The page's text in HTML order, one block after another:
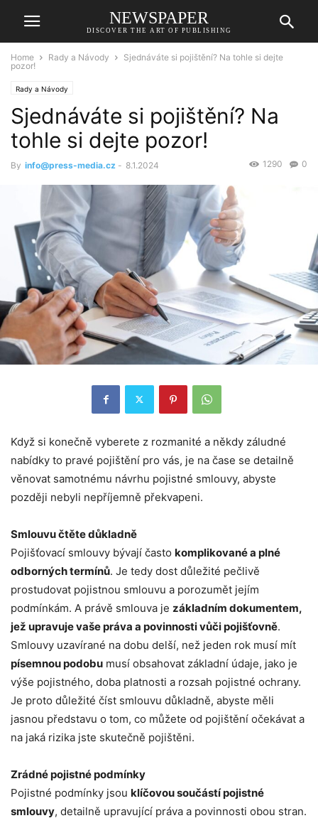
NEWSPAPER
DISCOVER THE ART OF PUBLISHING
Home Rady a Návody
Sjednáváte si pojištění? Na tohle si dejte
pozor!
Rady a Návody
Sjednáváte si pojištění? Na
tohle si dejte pozor!
By info@press-media.cz - 8.1.2024 0
1290
Když si konečně vyberete z rozmanité a někdy záludné
nabídky to pravé pojištění pro vás, je na čase se detailně
věnovat samotnému návrhu pojistné smlouvy, abyste
později nebyli nepříjemně překvapeni.
Smlouvu čtěte důkladně
Pojišťovací smlouvy bývají často komplikované a plné
odborných termínů. Je tedy dost důležité pečlivě
prostudovat pojistnou smlouvu a porozumět jejím
podmínkám. A právě smlouva je základním dokumentem,
jež upravuje vaše práva a povinnosti vůči pojišťovně.
Smlouvy uzavírané na dobu delší, než jeden rok musí mít
písemnou podobu musí obsahovat základní údaje, jako je
výše pojistného, doba platnosti a rozsah pojistné ochrany.
Je proto důležité číst smlouvu důkladně, abyste měli
jasnou představu o tom, co můžete od pojištění očekávat a
na jaká rizika jste skutečně pojištěni.
Zrádné pojistné podmínky
Pojistné podmínky jsou klíčovou součástí pojistné
smlouvy, detailně upravující práva a povinnosti obou stran.